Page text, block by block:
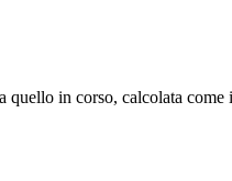
quello in corso, calcolata